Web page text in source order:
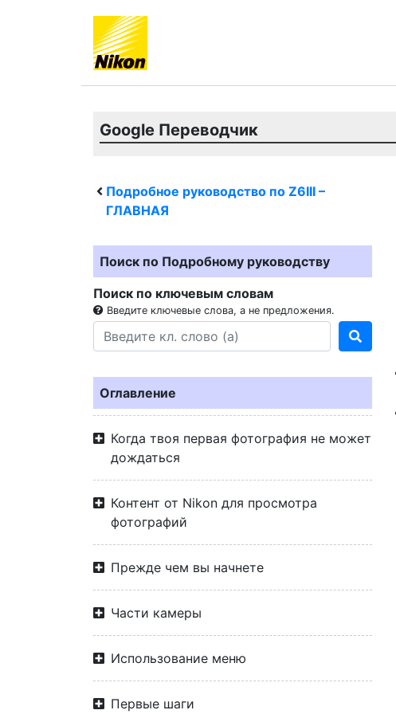
Google Переводчик
Подробное руководство по Z6III –
ГЛАВНАЯ
Поиск по Подробному руководству
Поиск по ключевым словам
Введите ключевые слова, а не предложения.
Оглавление
Когда твоя первая фотография не может
дождаться
Контент от Nikon для просмотра
фотографий
Прежде чем вы начнете
Части камеры
Использование меню
Первые шаги